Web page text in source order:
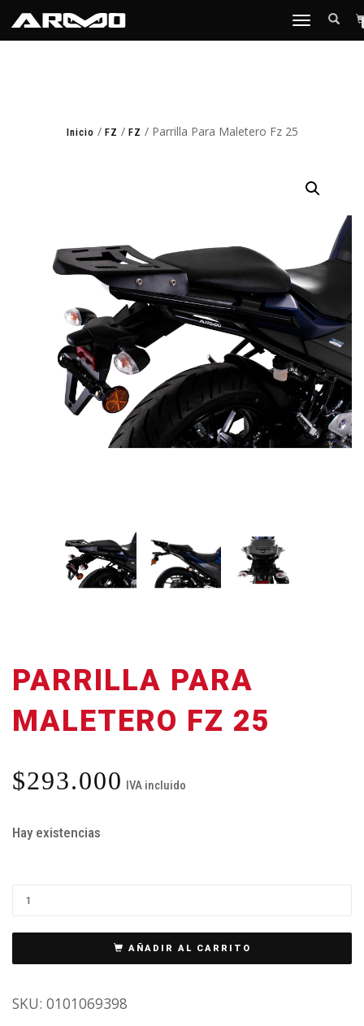
TOGGLE
Inicio / FZ / FZ / Parrilla Para Maletero Fz 25
PARRILLA PARA
MALETERO FZ 25
$293.000 IVA incluido
Hay existencias
AÑADIR AL CARRITO
SKU: 0101069398